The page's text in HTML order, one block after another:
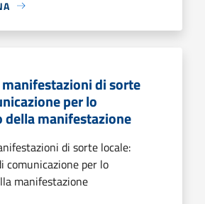
di sorte
per lo
manifestazione
di sorte locale:
comunicazione per lo
manifestazione